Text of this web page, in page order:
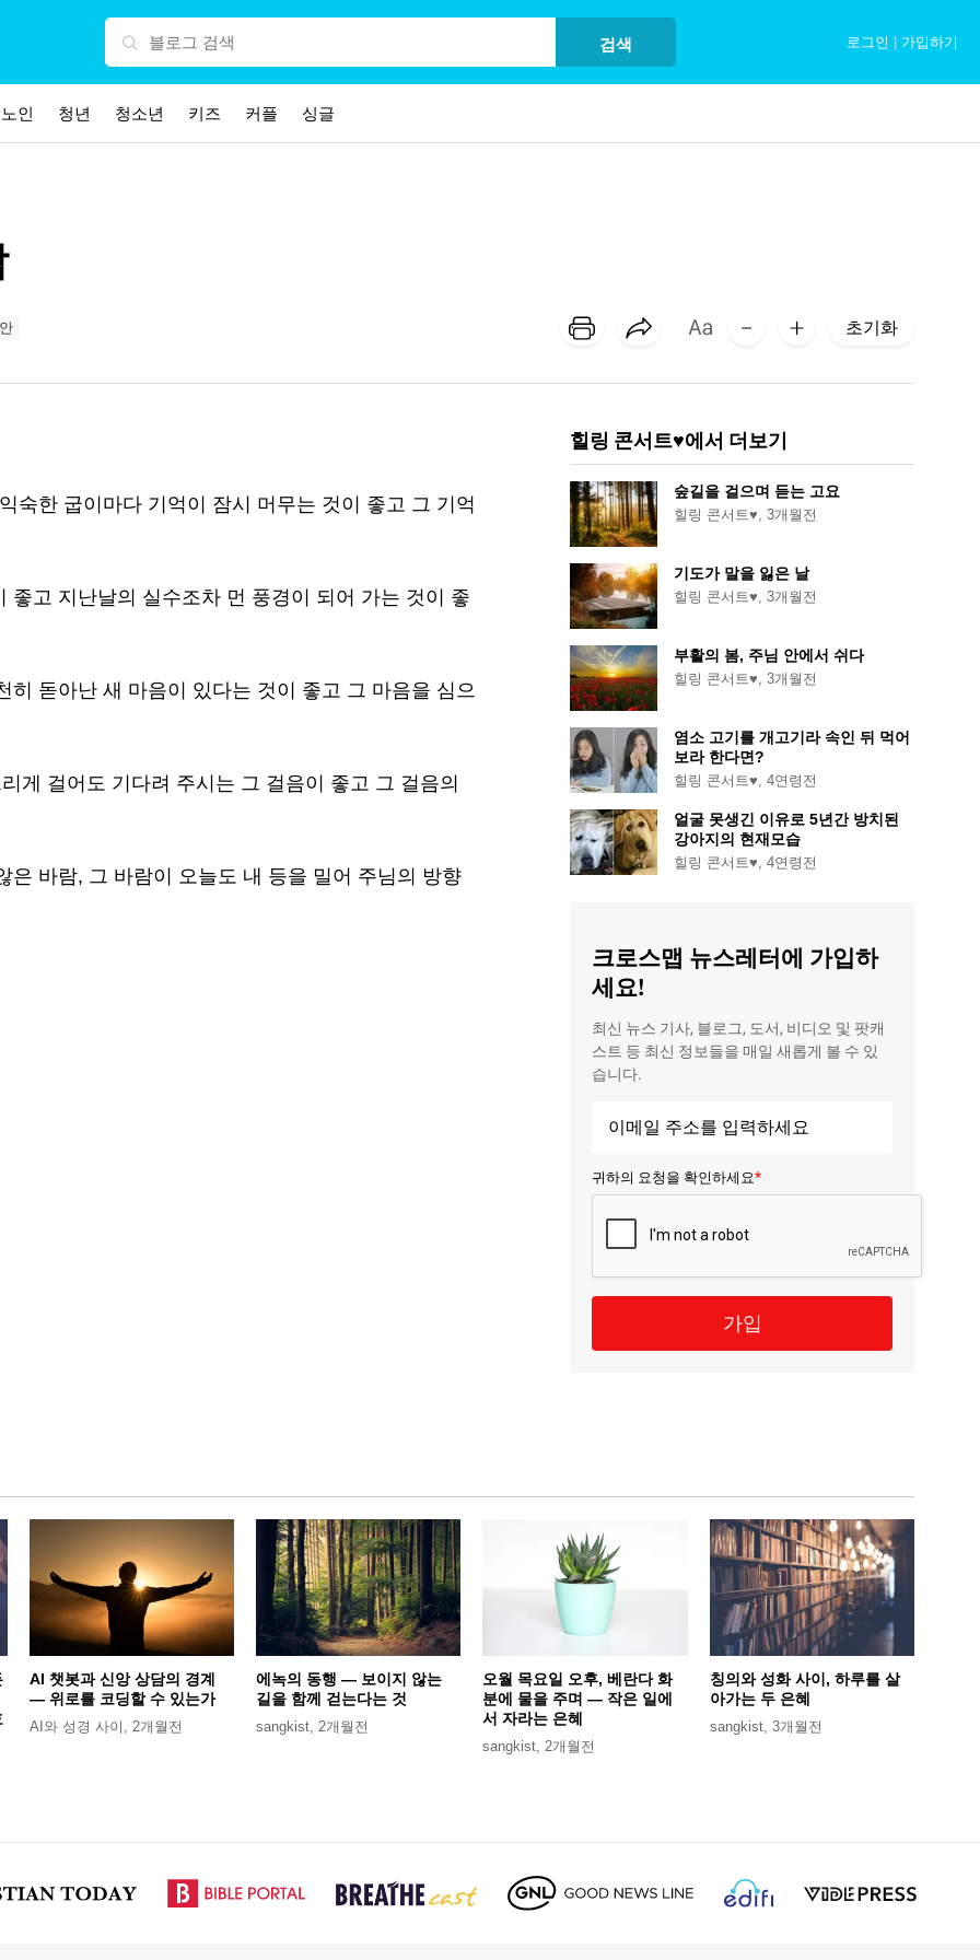
검색 로그인 | 가입하기
노인 청년 청소년 키즈 커플 싱글
초기화
숙한 굽이마다 기억이 잠시 머무는 것이 좋고 그 기억
고 지난날의 실수조차 먼 풍경이 되어 가는 것이 좋
돋아난 새 마음이 있다는 것이 좋고 그 마음을 심으
게 걸어도 기다려 주시는 그 걸음이 좋고 그 걸음의
은 바람, 그 바람이 오늘도 내 등을 밀어 주님의 방향
힐링 콘서트♥에서 더보기
숲길을 걸으며 듣는 고요
힐링 콘서트♥ 3개월전
기도가 말을 잃은 날
힐링 콘서트♥ 3개월전
부활의 봄, 주님 안에서 쉬다
힐링 콘서트♥ 3개월전
염소 고기를 개고기라 속인 뒤 먹어
보라 한다면?
힐링 콘서트♥ 4연령전
얼굴 못생긴 이유로 5년간 방치된
강아지의 현재모습
힐링 콘서트♥ 4연령전
크로스맵 뉴스레터에 가입하
세요!
최신 뉴스 기사, 블로그, 도서, 비디오 및 팟캐
스트 등 최신 정보들을 매일 새롭게 볼 수 있
습니다.
귀하의 요청을 확인하세요*
가입
AI 챗봇과 신앙 상담의 경계
— 위로를 코딩할 수 있는가
AI와 성경 사이 2개월전
에녹의 동행 — 보이지 않는
길을 함께 걷는다는 것
sangkist, 2개월전
오월 목요일 오후, 베란다 화
분에 물을 주며 — 작은 일에
서 자라는 은혜
sangkist 2개월전
칭의와 성화 사이, 하루를 살
아가는 두 은혜
sangkist, 3개월전